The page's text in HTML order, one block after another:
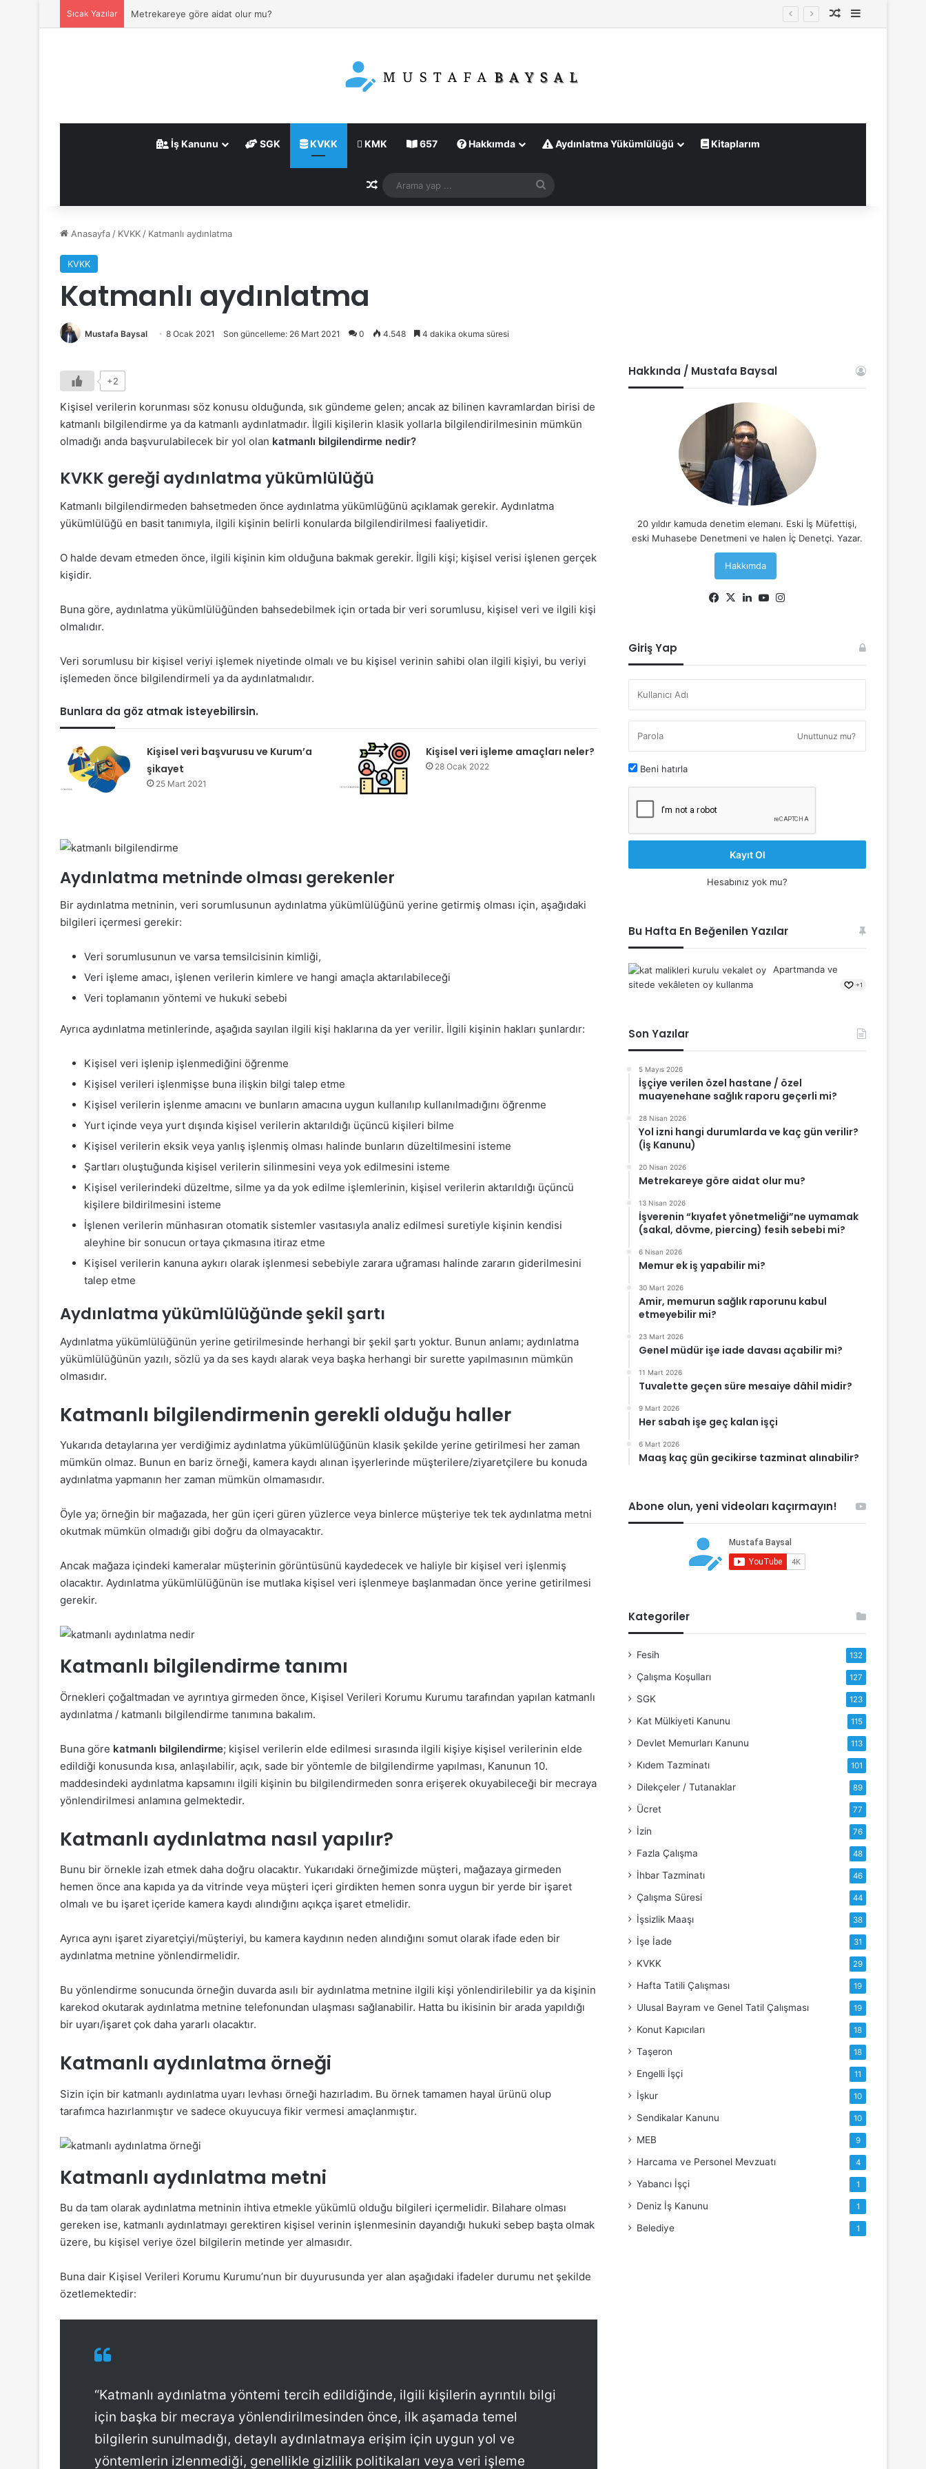
Sıcak Yazılar Metrekareye göre aidat olur mu? Rastgele Makale
Kenar
İş Kanunu SGK KVKK KMK 657 Hakkımda Aydınlatma Yükümlülüğü Kitaplarım
Rastgele Makale
Arama
yap
Anasayfa / KVKK / Katmanlı aydınlatma
KVKK
Katmanlı aydınlatma
Mustafa Baysal 8 Ocak 2021 Son güncelleme: 26 Mart 2021 0 4.548 4 dakika okuma süresi
+2
Kişisel verilerin korunması söz konusu olduğunda, sık gündeme gelen; ancak az bilinen kavramlardan birisi de
katmanlı bilgilendirme ya da katmanlı aydınlatmadır. İlgili kişilerin klasik yollarla bilgilendirilmesinin mümkün
olmadığı anda başvurulabilecek bir yol olan katmanlı bilgilendirme nedir?
KVKK gereği aydınlatma yükümlülüğü
Katmanlı bilgilendirmeden bahsetmeden önce aydınlatma yükümlüğünü açıklamak gerekir. Aydınlatma
yükümlülüğü en basit tanımıyla, ilgili kişinin belirli konularda bilgilendirilmesi faaliyetidir.
O halde devam etmeden önce, ilgili kişinin kim olduğuna bakmak gerekir. İlgili kişi; kişisel verisi işlenen gerçek
kişidir.
Buna göre, aydınlatma yükümlülüğünden bahsedebilmek için ortada bir veri sorumlusu, kişisel veri ve ilgili kişi
olmalıdır.
Veri sorumlusu bir kişisel veriyi işlemek niyetinde olmalı ve bu kişisel verinin sahibi olan ilgili kişiyi, bu veriyi
işlemeden önce bilgilendirmeli ya da aydınlatmalıdır.
Bunlara da göz atmak isteyebilirsin.
Kişisel veri başvurusu ve Kurum’a
şikayet
25 Mart 2021
Kişisel veri işleme amaçları neler?
28 Ocak 2022
Aydınlatma metninde olması gerekenler
Bir aydınlatma metninin, veri sorumlusunun aydınlatma yükümlülüğünü yerine getirmiş olması için, aşağıdaki
bilgileri içermesi gerekir:
Veri sorumlusunun ve varsa temsilcisinin kimliği,
Veri işleme amacı, işlenen verilerin kimlere ve hangi amaçla aktarılabileceği
Veri toplamanın yöntemi ve hukuki sebebi
Ayrıca aydınlatma metinlerinde, aşağıda sayılan ilgili kişi haklarına da yer verilir. İlgili kişinin hakları şunlardır:
Kişisel veri işlenip işlenmediğini öğrenme
Kişisel verileri işlenmişse buna ilişkin bilgi talep etme
Kişisel verilerin işlenme amacını ve bunların amacına uygun kullanılıp kullanılmadığını öğrenme
Yurt içinde veya yurt dışında kişisel verilerin aktarıldığı üçüncü kişileri bilme
Kişisel verilerin eksik veya yanlış işlenmiş olması halinde bunların düzeltilmesini isteme
Şartları oluştuğunda kişisel verilerin silinmesini veya yok edilmesini isteme
Kişisel verilerindeki düzeltme, silme ya da yok edilme işlemlerinin, kişisel verilerin aktarıldığı üçüncü
kişilere bildirilmesini isteme
İşlenen verilerin münhasıran otomatik sistemler vasıtasıyla analiz edilmesi suretiyle kişinin kendisi
aleyhine bir sonucun ortaya çıkmasına itiraz etme
Kişisel verilerin kanuna aykırı olarak işlenmesi sebebiyle zarara uğraması halinde zararın giderilmesini
talep etme
Aydınlatma yükümlülüğünde şekil şartı
Aydınlatma yükümlülüğünün yerine getirilmesinde herhangi bir şekil şartı yoktur. Bunun anlamı; aydınlatma
yükümlülüğünün yazılı, sözlü ya da ses kaydı alarak veya başka herhangi bir surette yapılmasının mümkün
olmasıdır.
Katmanlı bilgilendirmenin gerekli olduğu haller
Yukarıda detaylarına yer verdiğimiz aydınlatma yükümlülüğünün klasik şekilde yerine getirilmesi her zaman
mümkün olmaz. Bunun en bariz örneği, kamera kaydı alınan işyerlerinde müşterilere/ziyaretçilere bu konuda
aydınlatma yapmanın her zaman mümkün olmamasıdır.
Öyle ya; örneğin bir mağazada, her gün içeri güren yüzlerce veya binlerce müşteriye tek tek aydınlatma metni
okutmak mümkün olmadığı gibi doğru da olmayacaktır.
Ancak mağaza içindeki kameralar müşterinin görüntüsünü kaydedecek ve haliyle bir kişisel veri işlenmiş
olacaktır. Aydınlatma yükümlülüğünün ise mutlaka kişisel veri işlenmeye başlanmadan önce yerine getirilmesi
gerekir.
Katmanlı bilgilendirme tanımı
Örnekleri çoğaltmadan ve ayrıntıya girmeden önce, Kişisel Verileri Korumu Kurumu tarafından yapılan katmanlı
aydınlatma / katmanlı bilgilendirme tanımına bakalım.
Buna göre katmanlı bilgilendirme; kişisel verilerin elde edilmesi sırasında ilgili kişiye kişisel verilerinin elde
edildiği konusunda kısa, anlaşılabilir, açık, sade bir yöntemle de bilgilendirme yapılması, Kanunun 10.
maddesindeki aydınlatma kapsamını ilgili kişinin bu bilgilendirmeden sonra erişerek okuyabileceği bir mecraya
yönlendirilmesi anlamına gelmektedir.
Katmanlı aydınlatma nasıl yapılır?
Bunu bir örnekle izah etmek daha doğru olacaktır. Yukarıdaki örneğimizde müşteri, mağazaya girmeden
hemen önce ana kapıda ya da vitrinde veya müşteri içeri girdikten hemen sonra uygun bir yerde bir işaret
olmalı ve bu işaret içeride kamera kaydı alındığını açıkça işaret etmelidir.
Ayrıca aynı işaret ziyaretçiyi/müşteriyi, bu kamera kaydının neden alındığını somut olarak ifade eden bir
aydınlatma metnine yönlendirmelidir.
Bu yönlendirme sonucunda örneğin duvarda asılı bir aydınlatma metnine ilgili kişi yönlendirilebilir ya da kişinin
karekod okutarak aydınlatma metnine telefonundan ulaşması sağlanabilir. Hatta bu ikisinin bir arada yapıldığı
bir uyarı/işaret çok daha yararlı olacaktır.
Katmanlı aydınlatma örneği
Sizin için bir katmanlı aydınlatma uyarı levhası örneği hazırladım. Bu örnek tamamen hayal ürünü olup
tarafımca hazırlanmıştır ve sadece okuyucuya fikir vermesi amaçlanmıştır.
Katmanlı aydınlatma metni
Bu da tam olarak aydınlatma metninin ihtiva etmekle yükümlü olduğu bilgileri içermelidir. Bilahare olması
gereken ise, katmanlı aydınlatmayı gerektiren kişisel verinin işlenmesinin dayandığı hukuki sebep başta olmak
üzere, bu kişisel veriye özel bilgilerin metinde yer almasıdır.
Buna dair Kişisel Verileri Korumu Kurumu’nun bir duyurusunda yer alan aşağıdaki ifadeler durumu net şekilde
özetlemektedir:
“Katmanlı aydınlatma yöntemi tercih edildiğinde, ilgili kişilerin ayrıntılı bilgi
için başka bir mecraya yönlendirilmesinden önce, ilk aşamada temel
bilgilerin sunulmadığı, detaylı aydınlatmaya erişim için uygun yol ve
yöntemlerin izlenmediği, genellikle gizlilik politikaları veya veri işleme
Hakkında / Mustafa Baysal
20 yıldır kamuda denetim elemanı. Eski İş Müfettişi,
eski Muhasebe Denetmeni ve halen İç Denetçi. Yazar.
Hakkımda
Facebook
X LinkedInYouTube
Giriş Yap
Unuttunuz mu?
Beni hatırla
Kayıt Ol
Hesabınız yok mu?
Bu Hafta En Beğenilen Yazılar
Apartmanda ve
sitede vekâleten oy kullanma
+1
Son Yazılar
5 Mayıs 2026
İşçiye verilen özel hastane / özel
muayenehane sağlık raporu geçerli mi?
28 Nisan 2026
Yol izni hangi durumlarda ve kaç gün verilir?
(İş Kanunu)
20 Nisan 2026
Metrekareye göre aidat olur mu?
13 Nisan 2026
İşverenin “kıyafet yönetmeliği”ne uymamak
(sakal, dövme, piercing) fesih sebebi mi?
6 Nisan 2026
Memur ek iş yapabilir mi?
30 Mart 2026
Amir, memurun sağlık raporunu kabul
etmeyebilir mi?
23 Mart 2026
Genel müdür işe iade davası açabilir mi?
11 Mart 2026
Tuvalette geçen süre mesaiye dâhil midir?
9 Mart 2026
Her sabah işe geç kalan işçi
6 Mart 2026
Maaş kaç gün gecikirse tazminat alınabilir?
Abone olun, yeni videoları kaçırmayın!
Kategoriler
Fesih 132
Çalışma Koşulları 127
SGK 123
Kat Mülkiyeti Kanunu 115
Devlet Memurları Kanunu 113
Kıdem Tazminatı 101
Dilekçeler / Tutanaklar 89
Ücret 77
İzin 76
Fazla Çalışma 48
İhbar Tazminatı 46
Çalışma Süresi 44
İşsizlik Maaşı 38
İşe İade 31
KVKK 29
Hafta Tatili Çalışması 19
Ulusal Bayram ve Genel Tatil Çalışması 19
Konut Kapıcıları 18
Taşeron 18
Engelli İşçi 11
İşkur 10
Sendikalar Kanunu 10
MEB 9
Harcama ve Personel Mevzuatı 4
Yabancı İşçi 1
Deniz İş Kanunu 1
Belediye 1